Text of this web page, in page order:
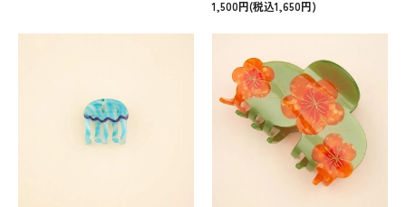
1,500円(税込1,650円)